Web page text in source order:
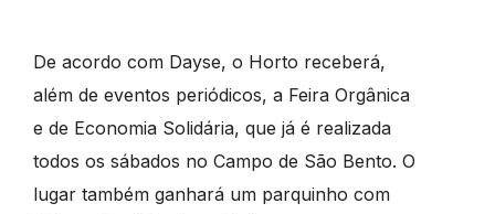
De acordo com Dayse, o Horto receberá,
além de eventos periódicos, a Feira Orgânica
e de Economia Solidária, que já é realizada
todos os sábados no Campo de São Bento. O
lugar também ganhará um parquinho com